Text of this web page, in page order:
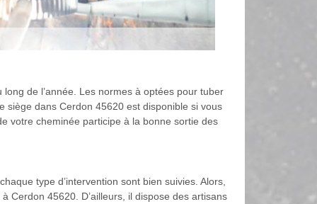
de l’année. Les normes à optées pour tuber
siège dans Cerdon 45620 est disponible si vous
votre cheminée participe à la bonne sortie des
type d’intervention sont bien suivies. Alors,
Cerdon 45620. D’ailleurs, il dispose des artisans